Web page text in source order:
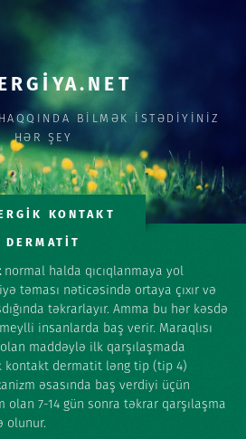
BİLMƏK İSTƏDİYİNİZ
HƏR ŞEY
KONTAKT
DERMATİT
normal halda qıcıqlanmaya yol
təması nəticəsində ortaya çıxır və
təkrarlayır. Amma bu hər kəsdə
insanlarda baş verir. Maraqlısı
maddəylə ilk qarşılaşmada
kontakt dermatit ləng tip (tip 4)
əsasında baş verdiyi üçün
olan 7-14 gün sonra təkrar qarşılaşma
olunur.